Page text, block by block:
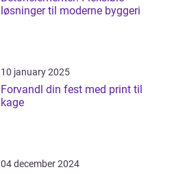
løsninger til moderne byggeri
10 january 2025
Forvandl din fest med print til
kage
04 december 2024